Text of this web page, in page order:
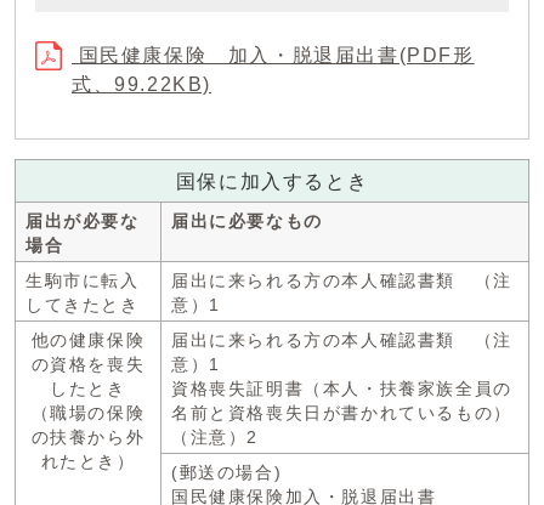
国民健康保険 加入・脱退届出書(PDF形
式、99.22KB)
国保に加入するとき
届出が必要な
場合
届出に必要なもの
生駒市に転入
してきたとき
届出に来られる方の本人確認書類 （注
意）1
他の健康保険
の資格を喪失
したとき
（職場の保険
の扶養から外
れたとき）
届出に来られる方の本人確認書類 （注
意）1
資格喪失証明書（本人・扶養家族全員の
名前と資格喪失日が書かれているもの）
（注意）2
(郵送の場合)
国民健康保険加入・脱退届出書